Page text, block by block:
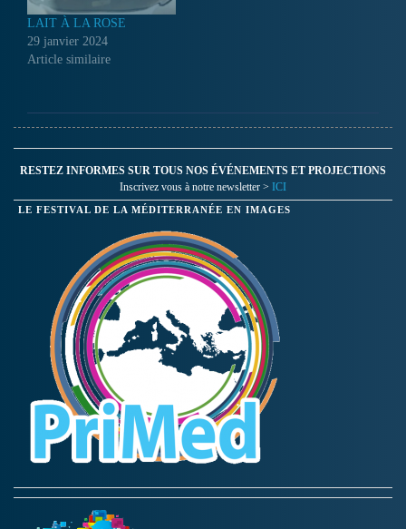
LAIT À LA ROSE
29 janvier 2024
Article similaire
RESTEZ INFORMES SUR TOUS NOS ÉVÉNEMENTS ET PROJECTIONS
Inscrivez vous à notre newsletter > ICI
LE FESTIVAL DE LA MÉDITERRANÉE EN IMAGES